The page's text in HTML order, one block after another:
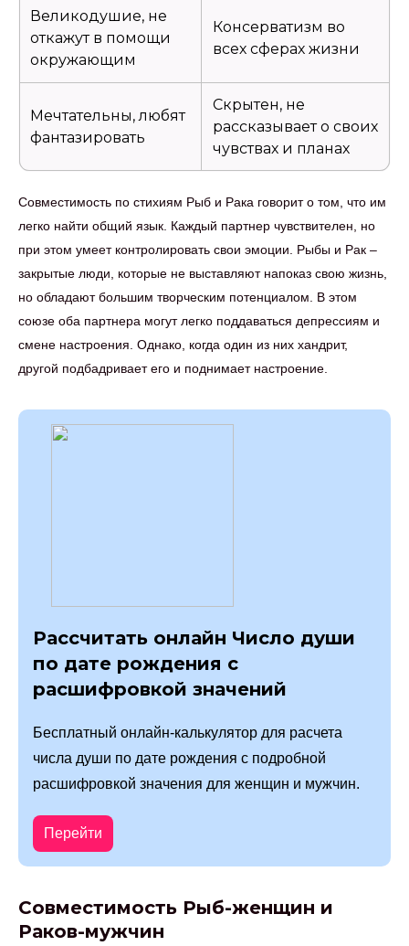
Великодушие, не
откажут в помощи
окружающим
Консерватизм во
всех сферах жизни
Мечтательны, любят
фантазировать
Скрытен, не
рассказывает о своих
чувствах и планах
Совместимость по стихиям Рыб и Рака говорит о том, что им
легко найти общий язык. Каждый партнер чувствителен, но
при этом умеет контролировать свои эмоции. Рыбы и Рак –
закрытые люди, которые не выставляют напоказ свою жизнь,
но обладают большим творческим потенциалом. В этом
союзе оба партнера могут легко поддаваться депрессиям и
смене настроения. Однако, когда один из них хандрит,
другой подбадривает его и поднимает настроение.
Рассчитать онлайн Число души
по дате рождения с
расшифровкой значений
Бесплатный онлайн-калькулятор для расчета
числа души по дате рождения с подробной
расшифровкой значения для женщин и мужчин.
Перейти
Совместимость Рыб-женщин и
Раков-мужчин